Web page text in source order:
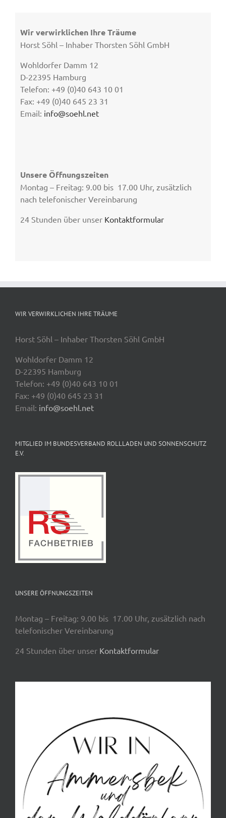
Wir verwirklichen Ihre Träume
Horst Söhl – Inhaber Thorsten Söhl GmbH
Wohldorfer Damm 12
D-22395 Hamburg
Telefon: +49 (0)40 643 10 01
Fax: +49 (0)40 645 23 31
Email: info@soehl.net
Unsere Öffnungszeiten
Montag – Freitag: 9.00 bis 17.00 Uhr, zusätzlich
nach telefonischer Vereinbarung
24 Stunden über unser Kontaktformular
WIR VERWIRKLICHEN IHRE TRÄUME
Horst Söhl – Inhaber Thorsten Söhl GmbH
Wohldorfer Damm 12
D-22395 Hamburg
Telefon: +49 (0)40 643 10 01
Fax: +49 (0)40 645 23 31
Email: info@soehl.net
MITGLIED IM BUNDESVERBAND ROLLLADEN UND SONNENSCHUTZ
E.V.
UNSERE ÖFFNUNGSZEITEN
Montag – Freitag: 9.00 bis 17.00 Uhr, zusätzlich nach
telefonischer Vereinbarung
24 Stunden über unser Kontaktformular